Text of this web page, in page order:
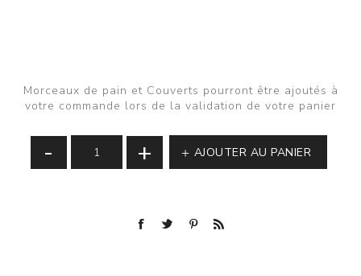
Morceaux de pain et Couverts pourront être ajoutés à
votre commande lors de la validation de votre panier
- + AJOUTER AU PANIER